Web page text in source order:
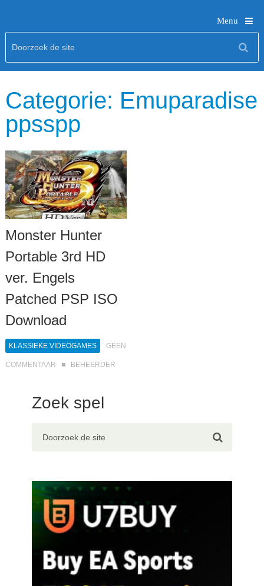
Menu
Categorie: Emuparadise
ppsspp
Monster Hunter
Portable 3rd HD
ver. Engels
Patched PSP ISO
Download
KLASSIEKE VIDEOGAMES GEEN
COMMENTAAR BEHEERDER
Zoek spel